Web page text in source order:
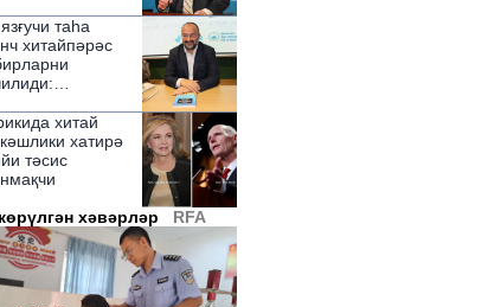
таһа
хитайпәрәс
хитай
хатирә
тәсис
хәвәрләр
RFA